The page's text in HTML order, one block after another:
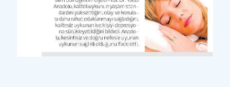
Yazılı Basın
Karadeniz’de İlk Haber